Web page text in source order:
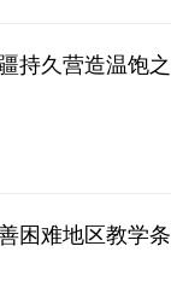
持久营造温饱之
困难地区教学条